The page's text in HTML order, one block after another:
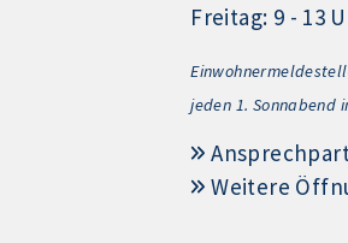
Freitag: 9 - 13
jeden 1. Sonnabend
Weitere